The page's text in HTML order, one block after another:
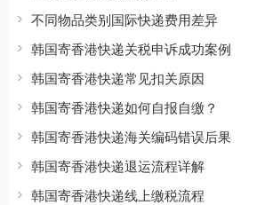
不同物品类别国际快递费用差异
韩国寄香港快递关税申诉成功案例
韩国寄香港快递常见扣关原因
韩国寄香港快递如何自报自缴？
韩国寄香港快递海关编码错误后果
韩国寄香港快递退运流程详解
韩国寄香港快递线上缴税流程